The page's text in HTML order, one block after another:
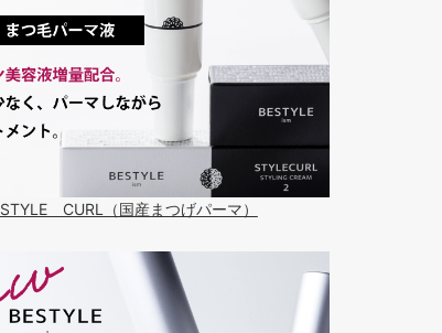
STYLE CURL（国産まつげパーマ）